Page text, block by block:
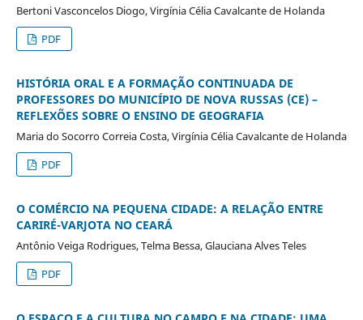
Bertoni Vasconcelos Diogo, Virgínia Célia Cavalcante de Holanda
PDF
HISTÓRIA ORAL E A FORMAÇÃO CONTINUADA DE
PROFESSORES DO MUNICÍPIO DE NOVA RUSSAS (CE) –
REFLEXÕES SOBRE O ENSINO DE GEOGRAFIA
Maria do Socorro Correia Costa, Virgínia Célia Cavalcante de Holanda
PDF
O COMÉRCIO NA PEQUENA CIDADE: A RELAÇÃO ENTRE
CARIRÉ-VARJOTA NO CEARÁ
Antônio Veiga Rodrigues, Telma Bessa, Glauciana Alves Teles
PDF